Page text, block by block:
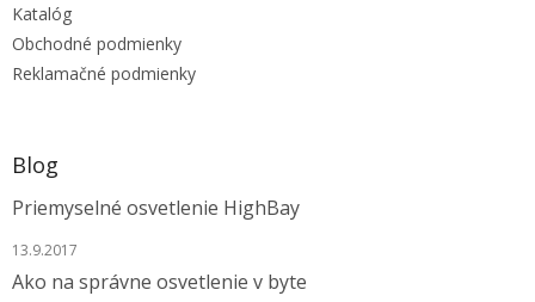
Katalóg
Obchodné podmienky
Reklamačné podmienky
Blog
Priemyselné osvetlenie HighBay
13.9.2017
Ako na správne osvetlenie v byte